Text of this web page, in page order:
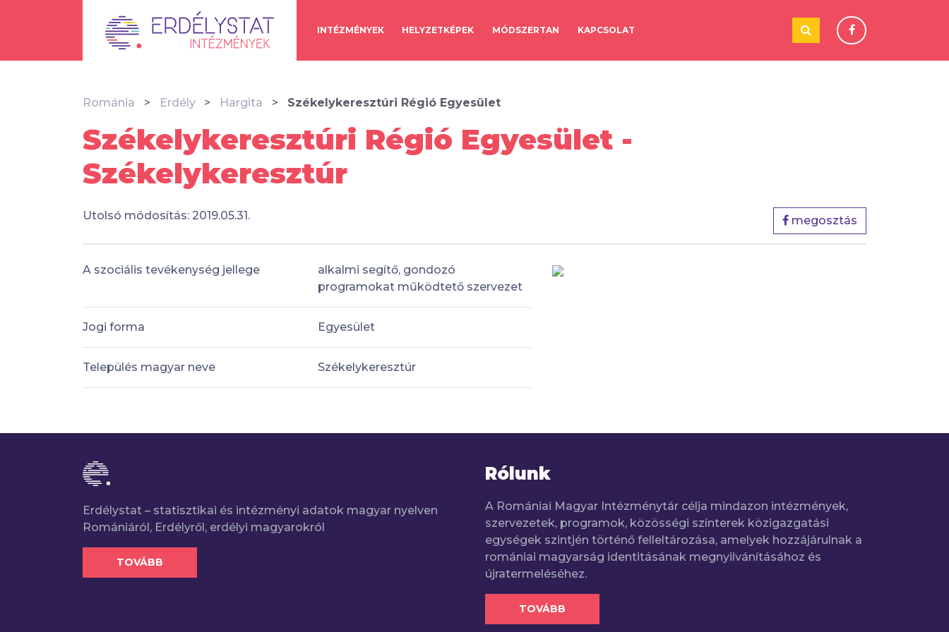
INTÉZMÉNYEK HELYZETKÉPEK MÓDSZERTAN KAPCSOLAT
Románia Erdély Hargita Székelykeresztúri Régió Egyesület
Székelykeresztúri Régió Egyesület -
Székelykeresztúr
Utolsó módosítás: 2019.05.31. megosztás
A szociális tevékenység jellege
alkalmi segítő, gondozó
programokat működtető szervezet
Jogi forma Egyesület
Település magyar neve Székelykeresztúr
Erdélystat – statisztikai és intézményi adatok magyar nyelven
Romániáról, Erdélyről, erdélyi magyarokról
TOVÁBB
Rólunk
A Romániai Magyar Intézménytár célja mindazon intézmények,
szervezetek, programok, közösségi színterek közigazgatási
egységek szintjén történő felleltározása, amelyek hozzájárulnak a
romániai magyarság identitásának megnyilvánításához és
újratermeléséhez.
TOVÁBB